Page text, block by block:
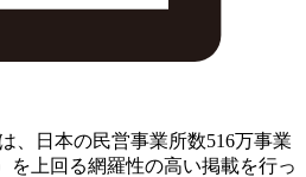
、日本の民営事業所数516万事業
を上回る網羅性の高い掲載を行っ